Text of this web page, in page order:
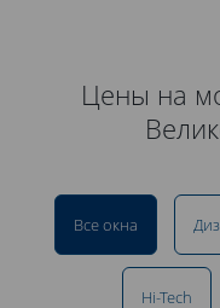
Цены на
Все окна
Hi-Tech